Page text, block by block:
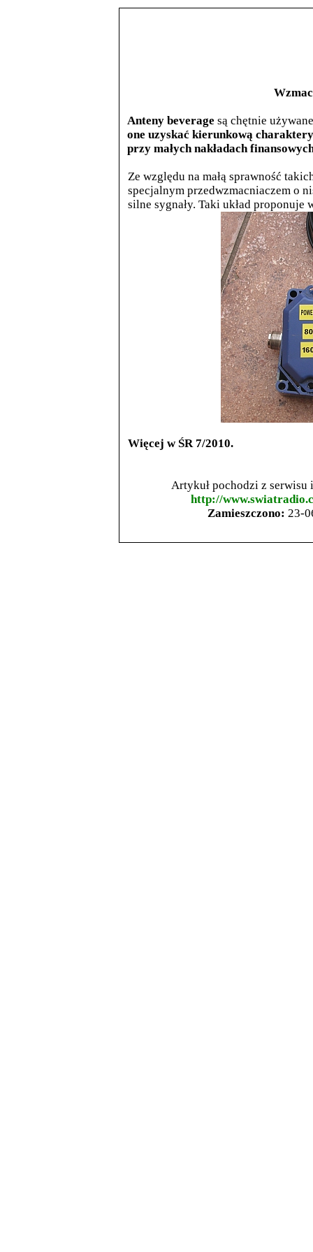
Anteny beverage są chętnie
one uzyskać kierunkową
przy małych nakładach
Ze względu na małą sprawność
specjalnym przedwzmacniaczem o
silne sygnały. Taki układ proponuje
Więcej w ŚR 7/2010.
Artykuł pochodzi z
http://
Zamieszczono: 23-